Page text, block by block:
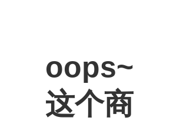
oops~
这个商